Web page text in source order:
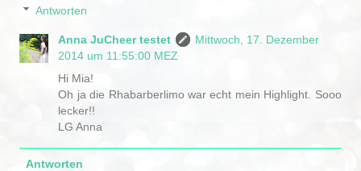
Antworten
Anna JuCheer testet
Mittwoch, 17. Dezember
2014 um 11:55:00 MEZ
Hi Mia!
Oh ja die Rhabarberlimo war echt mein Highlight. Sooo
lecker!!
LG Anna
Antworten